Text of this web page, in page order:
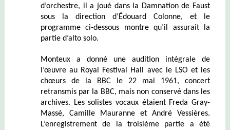
d’orchestre, il a joué dans la Damnation de Faust
sous la direction d’Édouard Colonne, et le
programme ci-dessous montre qu’il assurait la
partie d’alto solo.
Monteux a donné une audition intégrale de
l’œuvre au Royal Festival Hall avec le LSO et les
chœurs de la BBC le 22 mai 1961, concert
retransmis par la BBC, mais non conservé dans les
archives. Les solistes vocaux étaient Freda Gray-
Massé, Camille Mauranne et André Vessières.
L’enregistrement de la troisième partie a été